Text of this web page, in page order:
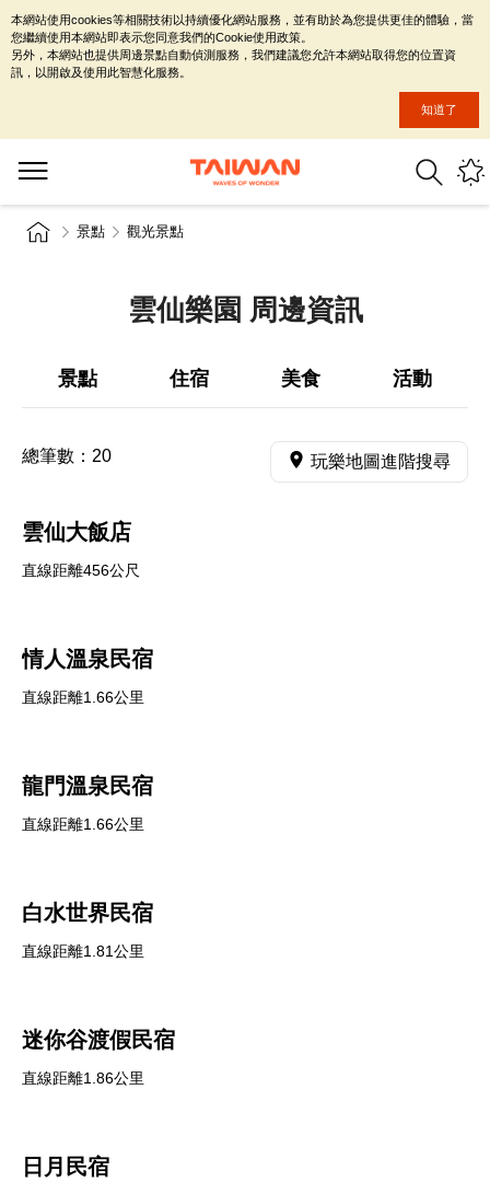
景點 觀光景點
雲仙樂園 周邊資訊
景點 住宿 美食 活動
總筆數： 20 玩樂地圖進階搜尋
雲仙大飯店
直線距離456公尺
情人溫泉民宿
直線距離1.66公里
龍門溫泉民宿
直線距離1.66公里
白水世界民宿
直線距離1.81公里
迷你谷渡假民宿
直線距離1.86公里
日月民宿
本網站使用cookies等相關技術以持續優化網站服務，並有助於為您提供更佳的體驗，當
您繼續使用本網站即表示您同意我們的Cookie使用政策。
另外，本網站也提供周邊景點自動偵測服務，我們建議您允許本網站取得您的位置資
訊，以開啟及使用此智慧化服務。
知道了